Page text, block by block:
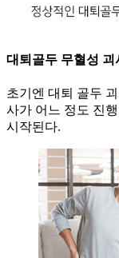
대퇴골두 무혈성 괴
초기엔 대퇴 골두
사가 어느 정도 진
시작된다.